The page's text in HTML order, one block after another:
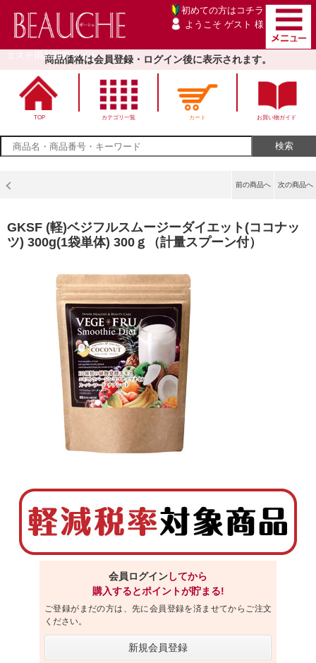
エステ用品卸売サイト
初めての方は コチラ
ようこそ ゲスト 様
商品価格は会員登録・ログイン後に表示されます。
TOP カテゴリ一覧 カート お買い物ガイド
次の商品へ
前の商品へ
GKSF (軽)ベジフルスムージーダイエット(ココナッ
ツ) 300g(1袋単体) 300ｇ（計量スプーン付）
会員ログインしてから
購入するとポイントが貯まる!
ご登録がまだの方は、先に会員登録を済ませてからご注文
ください。
新規会員登録